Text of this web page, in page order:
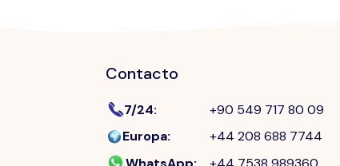
Contacto
7/24:
+90 549 717 80 09
Europa:
+44 208 688 7744